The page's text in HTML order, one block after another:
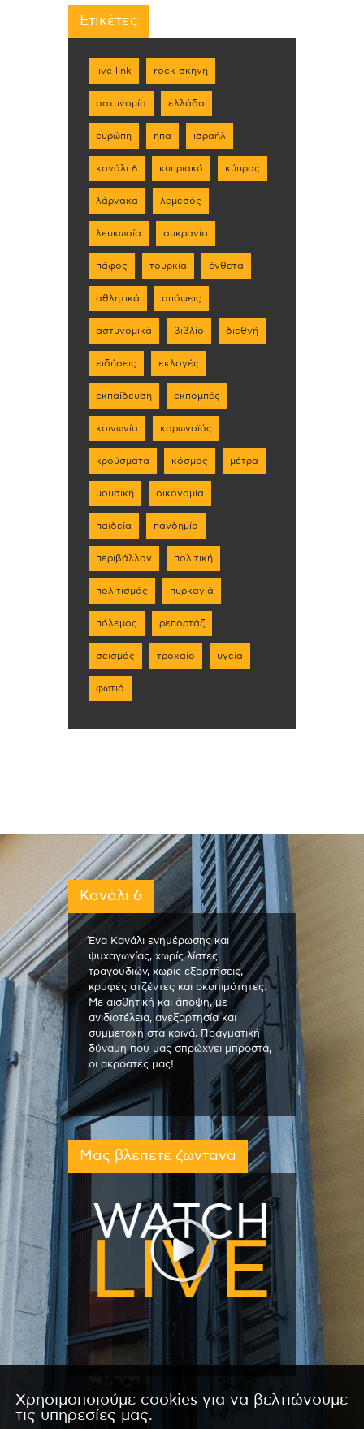
Ετικέτες
live link rock σκηνη
αστυνομία ελλάδα
ευρώπη ηπα ισραήλ
κανάλι 6 κυπριακό κύπρος
λάρνακα λεμεσός
λευκωσία ουκρανία
πάφος τουρκία ένθετα
αθλητικά απόψεις
αστυνομικά βιβλίο διεθνή
ειδήσεις εκλογές
εκπαίδευση εκπομπές
κοινωνία κορωνοϊός
κρούσματα κόσμος μέτρα
μουσική οικονομία
παιδεία πανδημία
περιβάλλον πολιτική
πολιτισμός πυρκαγιά
πόλεμος ρεπορτάζ
σεισμός τροχαίο υγεία
φωτιά
Κανάλι 6
Ένα Κανάλι ενημέρωσης και
ψυχαγωγίας, χωρίς λίστες
τραγουδιών, χωρίς εξαρτήσεις,
κρυφές ατζέντες και σκοπιμότητες.
Με αισθητική και άποψη, με
ανιδιοτέλεια, ανεξαρτησία και
συμμετοχή στα κοινά. Πραγματική
δύναμη που μας σπρώχνει μπροστά,
οι ακροατές μας!
Μας βλέπετε ζωντανά
Χρησιμοποιούμε cookies για να βελτιώνουμε
τις υπηρεσίες μας.